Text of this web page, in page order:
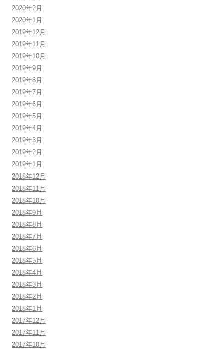
2020年2月
2020年1月
2019年12月
2019年11月
2019年10月
2019年9月
2019年8月
2019年7月
2019年6月
2019年5月
2019年4月
2019年3月
2019年2月
2019年1月
2018年12月
2018年11月
2018年10月
2018年9月
2018年8月
2018年7月
2018年6月
2018年5月
2018年4月
2018年3月
2018年2月
2018年1月
2017年12月
2017年11月
2017年10月